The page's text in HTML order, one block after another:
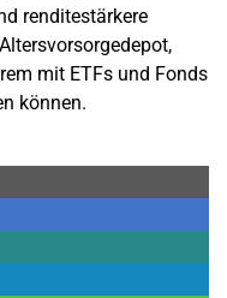
renditestärkere
mit ETFs und Fonds
können.